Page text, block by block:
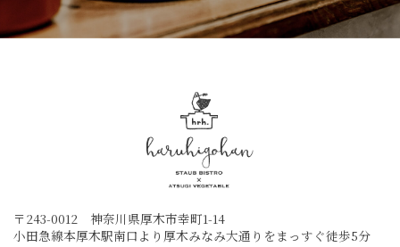
〒243-0012 神奈川県厚木市幸町1-14
小田急線本厚木駅南口より厚木みなみ大通りをまっすぐ徒歩5分